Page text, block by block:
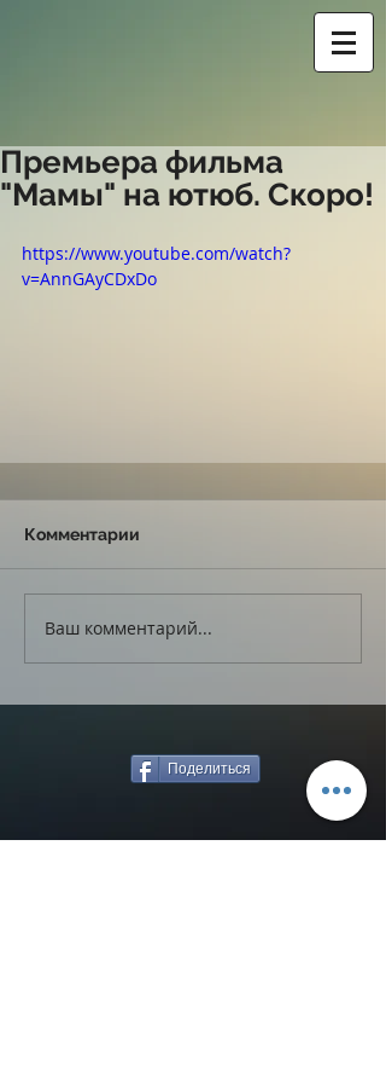
Премьера фильма
"Мамы" на ютюб. Скоро!
https://www.youtube.com/watch?
v=AnnGAyCDxDo
Комментарии
Ваш комментарий...
Поделиться